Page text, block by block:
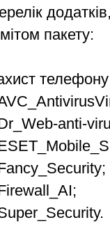
пакету:
anti-